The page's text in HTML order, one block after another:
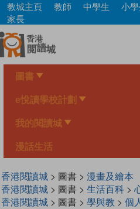
Skip
main
content
教城主頁 教師 中學生
小
家長
圖書
e悅讀學校計劃
我的閱讀城
漫話生活
香港閱讀城> 圖書 > 漫畫及繪本
香港閱讀城> 圖書 > 生活百科>
香港閱讀城> 圖書 > 學與教 > 個